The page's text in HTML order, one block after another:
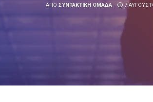
ΑΠΌ ΣΥΝΤΑΚΤΙΚΉ ΟΜΆΔΑ 7